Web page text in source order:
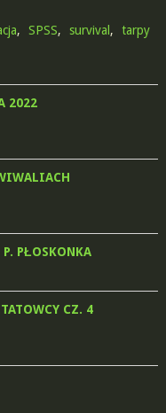
, SPSS, survival , tarpy
2022
PŁOSKONKA
CZ. 4